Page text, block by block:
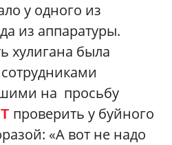
у одного из
из аппаратуры.
хулигана была
на просьбу
проверить у буйного
«А вот не надо